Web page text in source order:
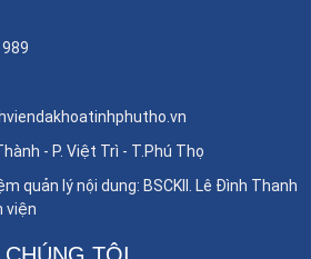
- P. Việt Trì - T.Phú Thọ
quản lý nội dung: BSCKII. Lê Đình Thanh
viện